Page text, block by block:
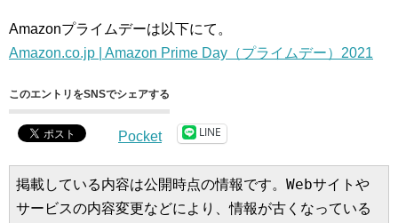
Amazonプライムデーは以下にて。
Amazon.co.jp | Amazon Prime Day（プライムデー）2021
このエントリをSNSでシェアする
Pocket LINE
掲載している内容は公開時点の情報です。Webサイトや
サービスの内容変更などにより、情報が古くなっている